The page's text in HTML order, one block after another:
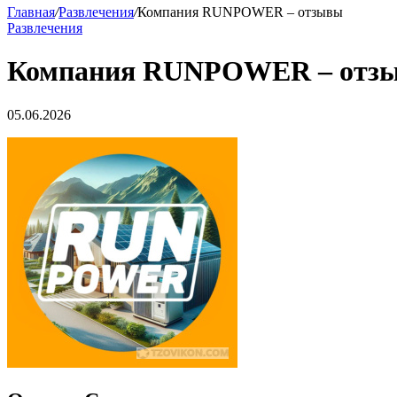
Главная/Развлечения/Компания RUNPOWER – отзывы
Развлечения
Компания RUNPOWER –
05.06.2026